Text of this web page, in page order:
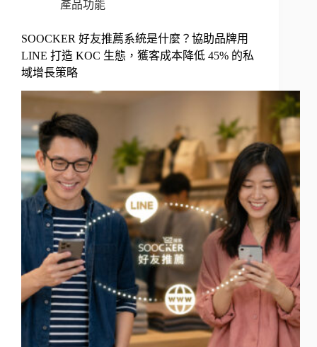
產品功能
SOOCKER 好友推薦系統是什麼？協助品牌用
LINE 打造 KOC 生態，獲客成本降低 45% 的私
域增長策略